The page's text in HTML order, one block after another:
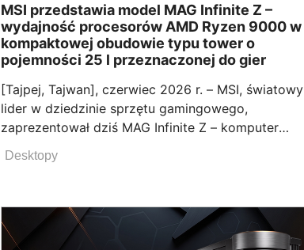
MSI przedstawia model MAG Infinite Z –
wydajność procesorów AMD Ryzen 9000 w
kompaktowej obudowie typu tower o
pojemności 25 l przeznaczonej do gier
[Tajpej, Tajwan], czerwiec 2026 r. – MSI, światowy
lider w dziedzinie sprzętu gamingowego,
zaprezentował dziś MAG Infinite Z – komputer
stacjonarny dla graczy oparty na platformie AMD,
który łączy wysoką wydajność, inteligentne
konstrukcją typu tower. Model może być
wyposażony w procesor do AMD Ryzen™ 7 9700X
oraz kartę graficzną do NVIDIA® GeForce RTX™
Desktopy